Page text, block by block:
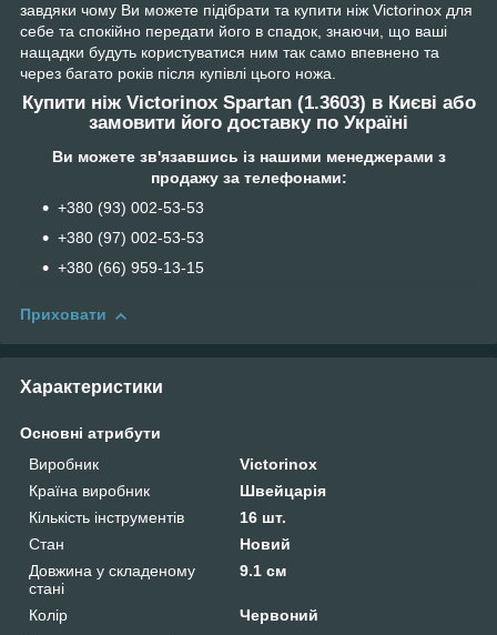
завдяки чому Ви можете підібрати та купити ніж Victorinox для
себе та спокійно передати його в спадок, знаючи, що ваші
нащадки будуть користуватися ним так само впевнено та
через багато років після купівлі цього ножа.
Купити ніж Victorinox Spartan (1.3603) в Києві або
замовити його доставку по Україні
Ви можете зв'язавшись із нашими менеджерами з
продажу за телефонами:
+380 (93) 002-53-53
+380 (97) 002-53-53
+38‎0 (66) 959-13-15
Приховати
Характеристики
Основні атрибути
Виробник
Victorinox
Країна виробник
Швейцарія
Кількість інструментів
16 шт.
Стан
Новий
Довжина у складеному
стані
9.1 см
Колір
Червоний